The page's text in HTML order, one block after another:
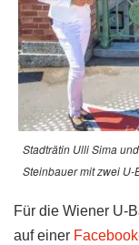
Stadträtin Ulli Sima
Steinbauer mit zwei
Für die Wiener U-
auf einer